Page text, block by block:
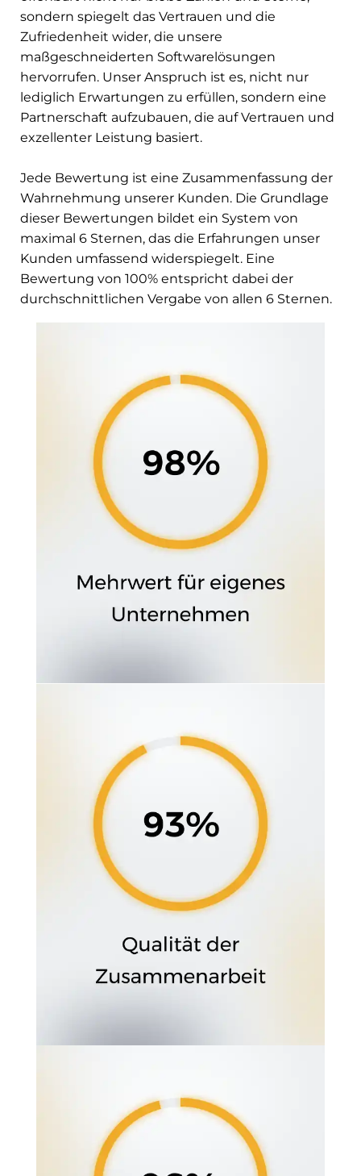
sondern spiegelt das Vertrauen und die
Zufriedenheit wider, die unsere
maßgeschneiderten Softwarelösungen
hervorrufen. Unser Anspruch ist es, nicht nur
lediglich Erwartungen zu erfüllen, sondern eine
Partnerschaft aufzubauen, die auf Vertrauen und
exzellenter Leistung basiert.
Jede Bewertung ist eine Zusammenfassung der
Wahrnehmung unserer Kunden. Die Grundlage
dieser Bewertungen bildet ein System von
maximal 6 Sternen, das die Erfahrungen unser
Kunden umfassend widerspiegelt. Eine
Bewertung von 100% entspricht dabei der
durchschnittlichen Vergabe von allen 6 Sternen.